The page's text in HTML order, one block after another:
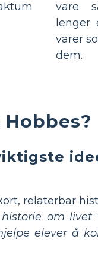
vare
lenger
varer
dem.
relaterbar
om livet
elever å